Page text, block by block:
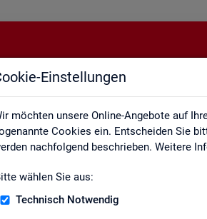
Einstellungen
möchten unsere Online-Angebote auf
Cookies ein. Entscheiden Sie
nachfolgend beschrieben. Weitere
wählen Sie aus:
Technisch Notwendig